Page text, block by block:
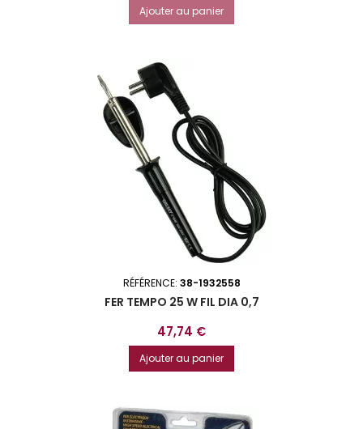
Ajouter au panier
RÉFÉRENCE: 38-1932558
FER TEMPO 25 W FIL DIA 0,7
Prix
47,74 €
Ajouter au panier